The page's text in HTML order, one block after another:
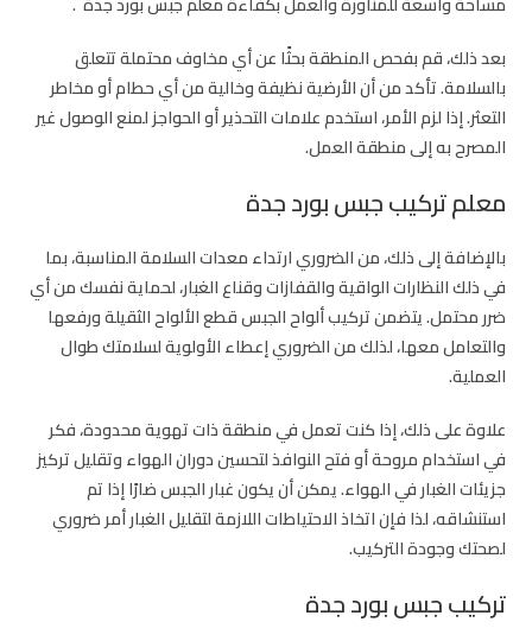
بعد ذلك، قم بفحص المنطقة بحثًا عن أي مخاوف محتملة تتعلق
بالسلامة. تأكد من أن الأرضية نظيفة وخالية من أي حطام أو مخاطر
التعثر. إذا لزم الأمر، استخدم علامات التحذير أو الحواجز لمنع الوصول غير
المصرح به إلى منطقة العمل.
معلم تركيب جبس بورد جدة
بالإضافة إلى ذلك، من الضروري ارتداء معدات السلامة المناسبة، بما
في ذلك النظارات الواقية والقفازات وقناع الغبار، لحماية نفسك من أي
ضرر محتمل. يتضمن تركيب ألواح الجبس قطع الألواح الثقيلة ورفعها
والتعامل معها، لذلك من الضروري إعطاء الأولوية لسلامتك طوال
العملية.
علاوة على ذلك، إذا كنت تعمل في منطقة ذات تهوية محدودة، فكر
في استخدام مروحة أو فتح النوافذ لتحسين دوران الهواء وتقليل تركيز
جزيئات الغبار في الهواء. يمكن أن يكون غبار الجبس ضارًا إذا تم
استنشاقه، لذا فإن اتخاذ الاحتياطات اللازمة لتقليل الغبار أمر ضروري
لصحتك وجودة التركيب.
تركيب جبس بورد جدة